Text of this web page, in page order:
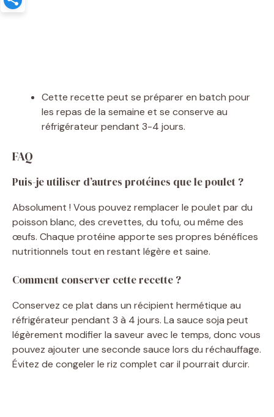
Cette recette peut se préparer en batch pour
les repas de la semaine et se conserve au
réfrigérateur pendant 3-4 jours.
FAQ
Puis-je utiliser d’autres protéines que le poulet ?
Absolument ! Vous pouvez remplacer le poulet par du
poisson blanc, des crevettes, du tofu, ou même des
œufs. Chaque protéine apporte ses propres bénéfices
nutritionnels tout en restant légère et saine.
Comment conserver cette recette ?
Conservez ce plat dans un récipient hermétique au
réfrigérateur pendant 3 à 4 jours. La sauce soja peut
légèrement modifier la saveur avec le temps, donc vous
pouvez ajouter une seconde sauce lors du réchauffage.
Évitez de congeler le riz complet car il pourrait durcir.